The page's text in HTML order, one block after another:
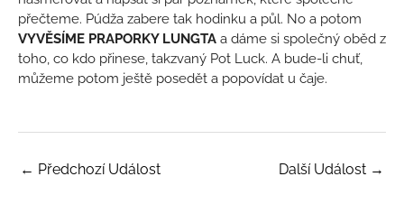
přečteme. Púdža zabere tak hodinku a půl. No a potom
VYVĚSÍME PRAPORKY LUNGTA a dáme si společný oběd z
toho, co kdo přinese, takzvaný Pot Luck. A bude-li chuť,
můžeme potom ještě posedět a popovídat u čaje.
← Předchozí Událost Další Událost →